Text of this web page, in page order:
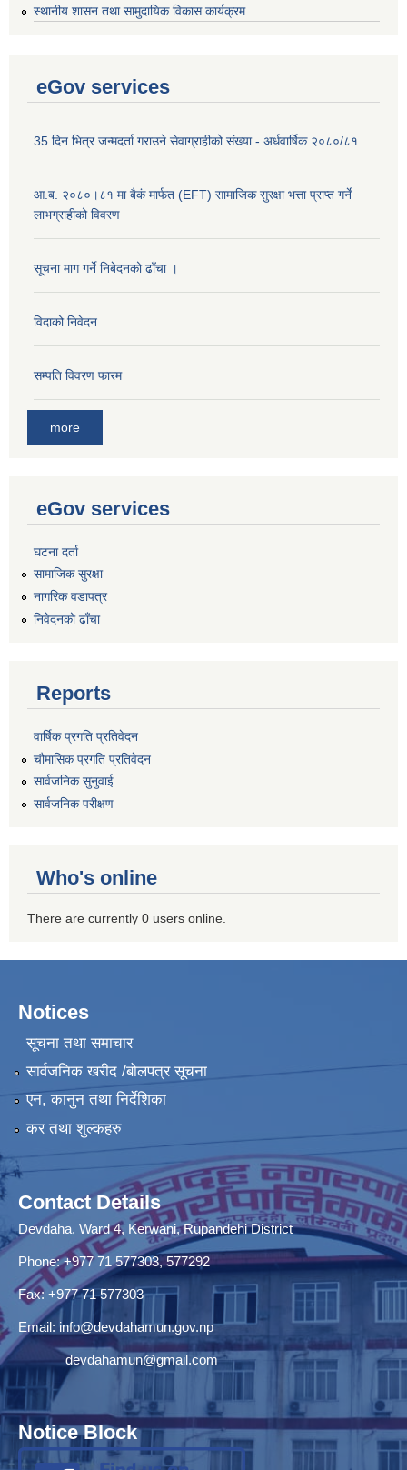
स्थानीय शासन तथा सामुदायिक विकास कार्यक्रम
eGov services
35 दिन भित्र जन्मदर्ता गराउने सेवाग्राहीको संख्या - अर्धवार्षिक २०८०/८१
आ.ब. २०८०।८१ मा बैकं मार्फत (EFT) सामाजिक सुरक्षा भत्ता प्राप्त गर्ने
लाभग्राहीको विवरण
सूचना माग गर्ने निबेदनको ढाँचा ।
विदाको निवेदन
सम्पति विवरण फारम
more
eGov services
घटना दर्ता
सामाजिक सुरक्षा
नागरिक वडापत्र
निवेदनको ढाँचा
Reports
वार्षिक प्रगति प्रतिवेदन
चौमासिक प्रगति प्रतिवेदन
सार्वजनिक सुनुवाई
सार्वजनिक परीक्षण
Who's online
There are currently 0 users online.
Notices
सूचना तथा समाचार
सार्वजनिक खरीद /बोलपत्र सूचना
एन, कानुन तथा निर्देशिका
कर तथा शुल्कहरु
Contact Details
Devdaha, Ward 4, Kerwani, Rupandehi District
Phone: +977 71 577303, 577292
Fax: +977 71 577303
Email: info@devdahamun.gov.np
devdahamun@gmail.com
Notice Block